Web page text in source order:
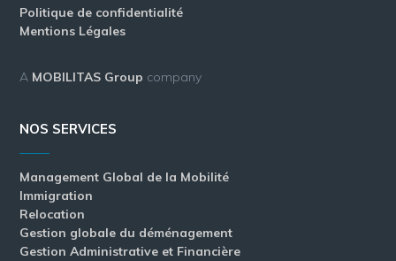
Politique de confidentialité
Mentions Légales
A MOBILITAS Group company
NOS SERVICES
Management Global de la Mobilité
Immigration
Relocation
Gestion globale du déménagement
Gestion Administrative et Financière